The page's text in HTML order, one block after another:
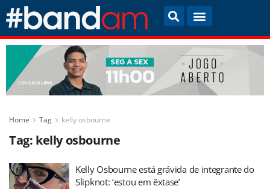
Home Tag kelly osbourne
Tag: kelly osbourne
Kelly Osbourne está grávida de integrante do
Slipknot: ‘estou em êxtase’